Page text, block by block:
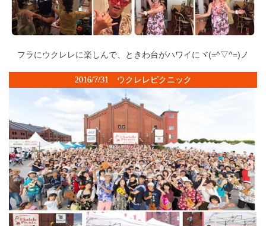
フラにウクレレに楽しんで、ときわ台がハワイにヾ(=^▽^=)ノ
2016/7/31 ウクレレピクニック